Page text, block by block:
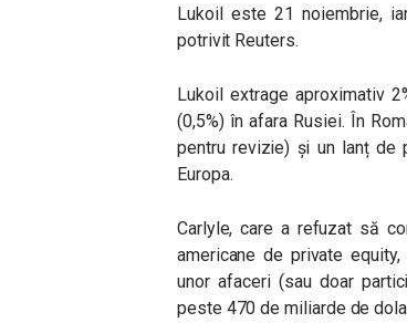
Lukoil este 21 noiembrie,
potrivit Reuters.
Lukoil extrage aproximativ
(0,5%) în afara Rusiei. În
pentru revizie) și un lanț de
Europa.
Carlyle, care a refuzat să
americane de private
unor afaceri (sau doar
peste 470 de miliarde de